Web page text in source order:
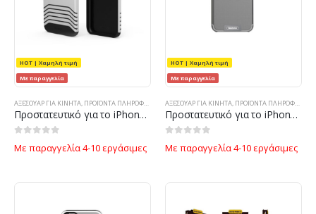
HOT | Χαμηλή τιμή
Με παραγγελία
ΑΞΕΣΟΥΑΡ ΓΙΑ ΚΙΝΗΤΑ, ΠΡΟΪΌΝΤΑ ΠΛΗΡΟΦΟΡΙΚΉΣ - ΚΙΝΗΤΉΣ ΤΗΛΕΦΩΝΊΑΣ - ΗΛΕΚΤΡΟΝΙΚΆ
Προστατευτικό για το iPhone 7 Plus, Remax Saman, TPU, Ασήμι – 51504
Με παραγγελία 4-10 εργάσιμες
HOT | Χαμηλή τιμή
Με παραγγελία
ΑΞΕΣΟΥΑΡ ΓΙΑ ΚΙΝΗΤΑ, ΠΡΟΪΌΝΤΑ ΠΛΗΡΟΦΟΡΙΚΉΣ - ΚΙΝΗΤΉΣ ΤΗΛΕΦΩΝΊΑΣ - ΗΛΕΚΤΡΟΝΙΚΆ
Προστατευτικό για το iPhone 7 Plus, Remax Sain, TPU, Γκρί – 51454
Με παραγγελία 4-10 εργάσιμες